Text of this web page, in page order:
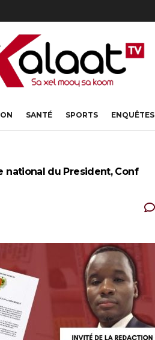
SANTÉ SPORTS ENQUÊTES
national du President, Conf